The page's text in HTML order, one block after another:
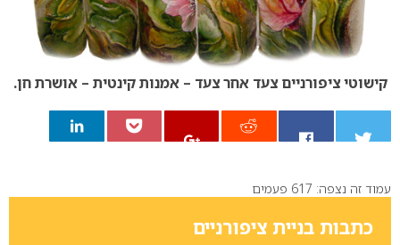
קישוטי ציפורניים צעד אחר צעד – אמנות קינטית – אושרת חן.
0
עמוד זה נצפה: 617 פעמים
כתבות בניית ציפורניים